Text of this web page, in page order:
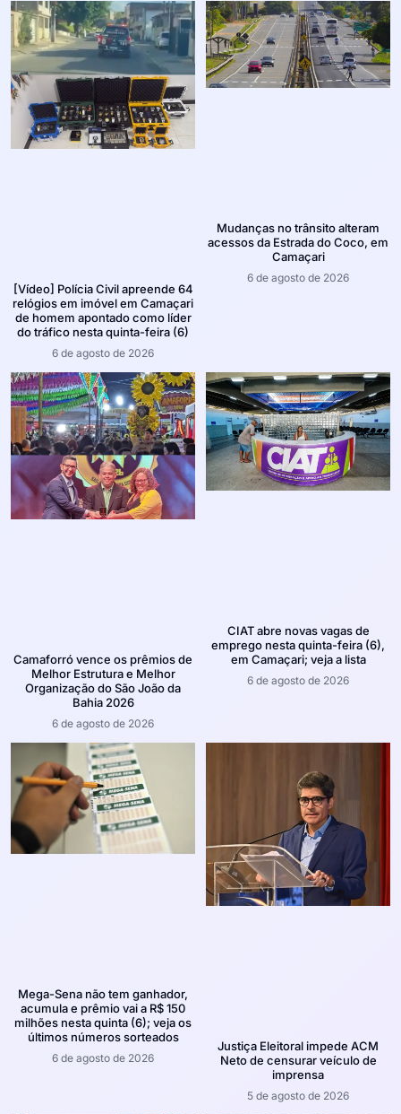
[Vídeo] Polícia Civil apreende 64
relógios em imóvel em Camaçari
de homem apontado como líder
do tráfico nesta quinta-feira (6)
6 de agosto de 2026
Mudanças no trânsito alteram
acessos da Estrada do Coco, em
Camaçari
6 de agosto de 2026
Camaforró vence os prêmios de
Melhor Estrutura e Melhor
Organização do São João da
Bahia 2026
6 de agosto de 2026
CIAT abre novas vagas de
emprego nesta quinta-feira (6),
em Camaçari; veja a lista
6 de agosto de 2026
Mega-Sena não tem ganhador,
acumula e prêmio vai a R$ 150
milhões nesta quinta (6); veja os
últimos números sorteados
6 de agosto de 2026
Justiça Eleitoral impede ACM
Neto de censurar veículo de
imprensa
5 de agosto de 2026